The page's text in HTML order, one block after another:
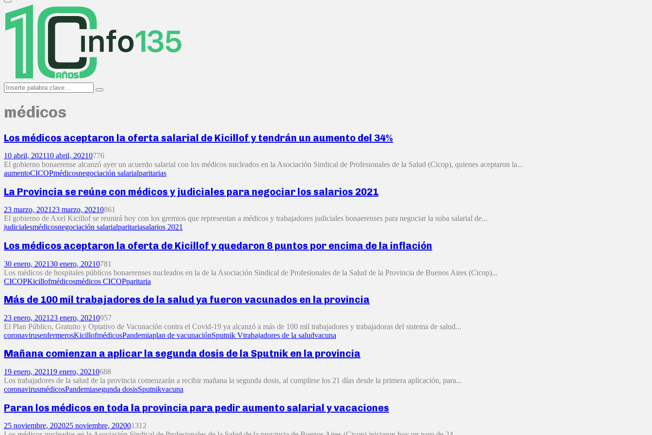
Primary
Menu
Search
for:
Search
médicos
Los médicos aceptaron la oferta salarial de Kicillof y tendrán un aumento del 34%
10 abril, 202110 abril, 20210776
El gobierno bonaerense alcanzó ayer un acuerdo salarial con los médicos nucleados en la Asociación Sindical de Profesionales de la Salud (Cicop), quienes aceptaron la...
aumentoCICOPmédicosnegociación salarialparitarias
La Provincia se reúne con médicos y judiciales para negociar los salarios 2021
23 marzo, 202123 marzo, 20210861
El gobierno de Axel Kicillof se reunirá hoy con los gremios que representan a médicos y trabajadores judiciales bonaerenses para negociar la suba salarial de...
judicialesmédicosnegociación salarialparitariasalarios 2021
Los médicos aceptaron la oferta de Kicillof y quedaron 8 puntos por encima de la inflación
30 enero, 202130 enero, 20210781
Los médicos de hospitales públicos bonaerenses nucleados en la de la Asociación Sindical de Profesionales de la Salud de la Provincia de Buenos Aires (Cicop)...
CICOPKicillofmédicosmédicos CICOPparitaria
Más de 100 mil trabajadores de la salud ya fueron vacunados en la provincia
23 enero, 2021 23 enero, 20210957
El Plan Público, Gratuito y Optativo de Vacunación contra el Covid-19 ya alcanzó a más de 100 mil trabajadores y trabajadoras del sistema de salud...
coronavirusenfermerosKicillofmédicosPandemiaplan de vacunaciónSputnik Vtrabajadores de la saludvacuna
Mañana comienzan a aplicar la segunda dosis de la Sputnik en la provincia
19 enero, 202119 enero, 20210688
Los trabajadores de la salud de la provincia comenzarán a recibir mañana la segunda dosis, al cumplirse los 21 días desde la primera aplicación, para...
coronavirusmédicosPandemiasegunda dosisSputnikvacuna
Paran los médicos en toda la provincia para pedir aumento salarial y vacaciones
25 noviembre, 202025 noviembre, 202001312